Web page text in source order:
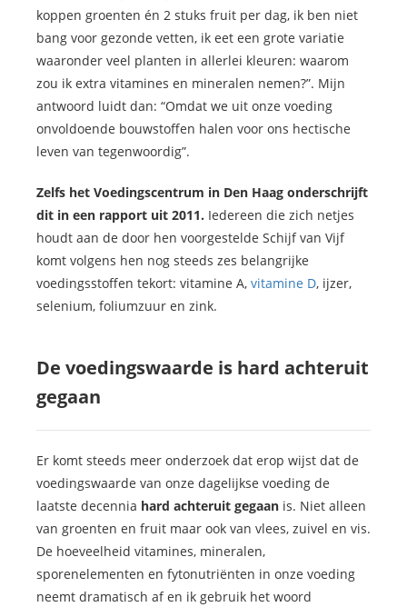
koppen groenten én 2 stuks fruit per dag, ik ben niet
bang voor gezonde vetten, ik eet een grote variatie
waaronder veel planten in allerlei kleuren: waarom
zou ik extra vitamines en mineralen nemen?”. Mijn
antwoord luidt dan: “Omdat we uit onze voeding
onvoldoende bouwstoffen halen voor ons hectische
leven van tegenwoordig”.
Zelfs het Voedingscentrum in Den Haag onderschrijft
dit in een rapport uit 2011. Iedereen die zich netjes
houdt aan de door hen voorgestelde Schijf van Vijf
komt volgens hen nog steeds zes belangrijke
voedingsstoffen tekort: vitamine A, vitamine D, ijzer,
selenium, foliumzuur en zink.
De voedingswaarde is hard achteruit
gegaan
Er komt steeds meer onderzoek dat erop wijst dat de
voedingswaarde van onze dagelijkse voeding de
laatste decennia hard achteruit gegaan is. Niet alleen
van groenten en fruit maar ook van vlees, zuivel en vis.
De hoeveelheid vitamines, mineralen,
sporenelementen en fytonutriënten in onze voeding
neemt dramatisch af en ik gebruik het woord